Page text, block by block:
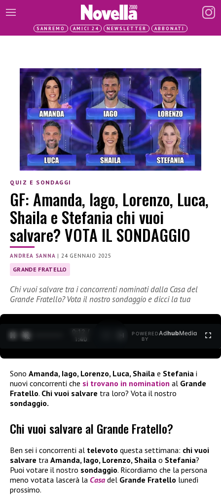
SANREMO AMICI 24 NEWSLETTER ABBONATI
QUIZ E SONDAGGI
GF: Amanda, Iago, Lorenzo, Luca,
Shaila e Stefania chi vuoi
salvare? VOTA IL SONDAGGIO
ANDREA SANNA |24 GENNAIO 2025
GRANDE FRATELLO
Chi vuoi salvare tra i concorrenti nominati dalla Casa del
Grande Fratello? Vota il nostro sondaggio e dicci la tua
0:12 /
1:40
POWERED
BY
AdhubMedia
Sono Amanda, Iago, Lorenzo, Luca, Shaila e Stefania i
nuovi concorrenti che si trovano in nomination al Grande
Fratello. Chi vuoi salvare tra loro? Vota il nostro
sondaggio.
Chi vuoi salvare al Grande Fratello?
Ben sei i concorrenti al televoto questa settimana: chi vuoi
salvare tra Amanda, Iago, Lorenzo, Shaila o Stefania?
Puoi votare il nostro sondaggio. Ricordiamo che la persona
meno votata lascerà la Casa del Grande Fratello lunedì
prossimo.